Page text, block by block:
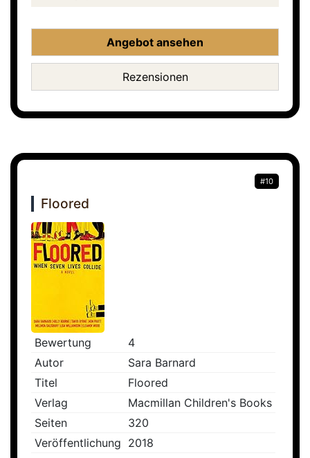
Angebot ansehen
Rezensionen
#10
Floored
Bewertung
4
Autor
Sara Barnard
Titel
Floored
Verlag
Macmillan Children's Books
Seiten
320
Veröffentlichung 2018